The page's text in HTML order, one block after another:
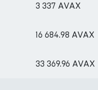
3 337 AVAX
16 684.98 AVAX
33 369.96 AVAX